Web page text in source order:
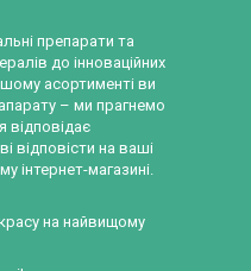
препарати та
до інноваційних
асортименті ви
– ми прагнемо
відповідає
відповісти на ваші
інтернет-магазині.
на найвищому